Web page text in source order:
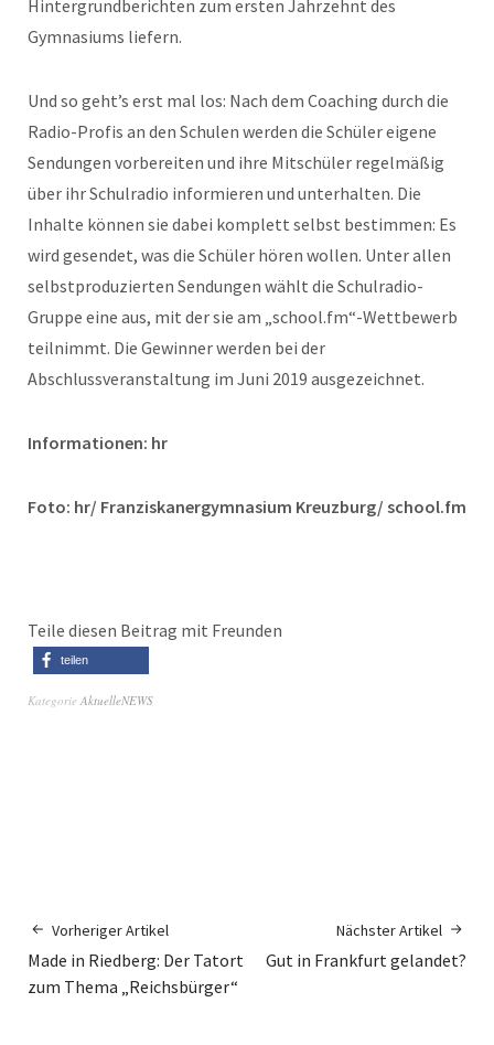
Hintergrundberichten zum ersten Jahrzehnt des
Gymnasiums liefern.
Und so geht’s erst mal los: Nach dem Coaching durch die
Radio-Profis an den Schulen werden die Schüler eigene
Sendungen vorbereiten und ihre Mitschüler regelmäßig
über ihr Schulradio informieren und unterhalten. Die
Inhalte können sie dabei komplett selbst bestimmen: Es
wird gesendet, was die Schüler hören wollen. Unter allen
selbstproduzierten Sendungen wählt die Schulradio-
Gruppe eine aus, mit der sie am „school.fm“-Wettbewerb
teilnimmt. Die Gewinner werden bei der
Abschlussveranstaltung im Juni 2019 ausgezeichnet.
Informationen: hr
Foto: hr/ Franziskanergymnasium Kreuzburg/ school.fm
Teile diesen Beitrag mit Freunden
teilen
Kategorie AktuelleNEWS
Vorheriger Artikel
Made in Riedberg: Der Tatort
zum Thema „Reichsbürger“
Nächster Artikel
Gut in Frankfurt gelandet?